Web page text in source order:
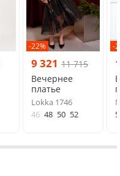
-22%
9 321 11 715
Вечернее
платье
Lokka 1746
46 48 50 52
-